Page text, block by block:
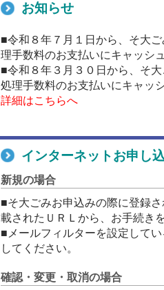
お知らせ
■令和８年７月１日から、そ大
理手数料のお支払いにキャッシ
■令和８年３月３０日から、そ
処理手数料のお支払いにキャッ
詳細はこちらへ
インターネットお申し
新規の場合
■そ大ごみお申込みの際に登録
載されたＵＲＬから、お手続き
■メールフィルターを設定して
してください。
確認・変更・取消の場合